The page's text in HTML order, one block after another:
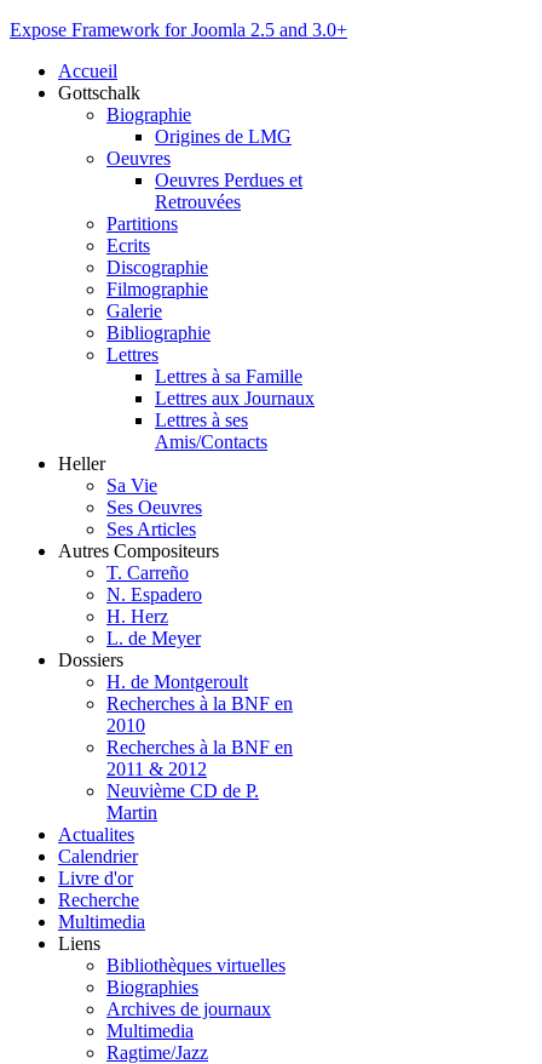
Expose Framework for Joomla 2.5 and 3.0+
Accueil
Gottschalk
Biographie
Origines de LMG
Oeuvres
Oeuvres Perdues et
Retrouvées
Partitions
Ecrits
Discographie
Filmographie
Galerie
Bibliographie
Lettres
Lettres à sa Famille
Lettres aux Journaux
Lettres à ses
Amis/Contacts
Heller
Sa Vie
Ses Oeuvres
Ses Articles
Autres Compositeurs
T. Carreño
N. Espadero
H. Herz
L. de Meyer
Dossiers
H. de Montgeroult
Recherches à la BNF en
2010
Recherches à la BNF en
2011 & 2012
Neuvième CD de P.
Martin
Actualites
Calendrier
Livre d'or
Recherche
Multimedia
Liens
Bibliothèques virtuelles
Biographies
Archives de journaux
Multimedia
Ragtime/Jazz